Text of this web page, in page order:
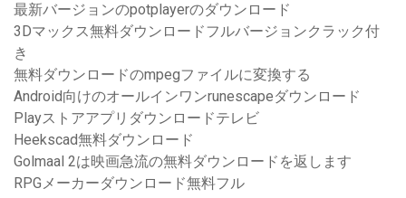
最新バージョンのpotplayerのダウンロード
3Dマックス無料ダウンロードフルバージョンクラック付
き
無料ダウンロードのmpegファイルに変換する
Android向けのオールインワンrunescapeダウンロード
Playストアアプリダウンロードテレビ
Heekscad無料ダウンロード
Golmaal 2は映画急流の無料ダウンロードを返します
RPGメーカーダウンロード無料フル